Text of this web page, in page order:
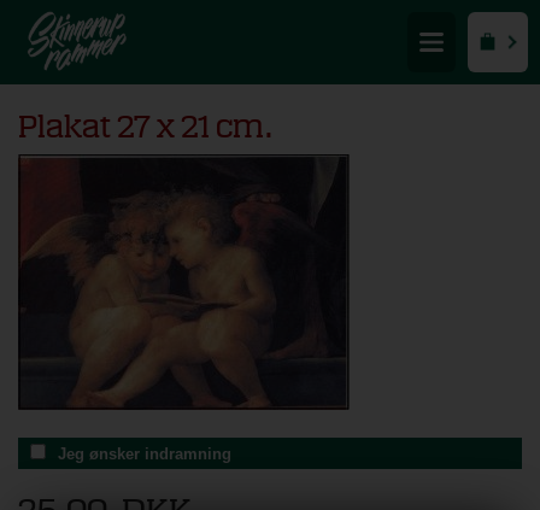
Plakat 27 x 21 cm.
Jeg ønsker indramning